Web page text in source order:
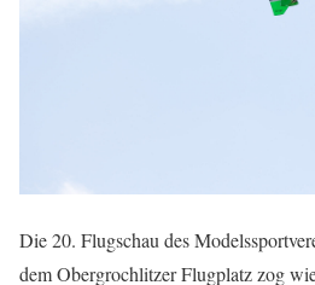
Die 20. Flugschau des
dem Obergrochlitzer Flugplatz zog